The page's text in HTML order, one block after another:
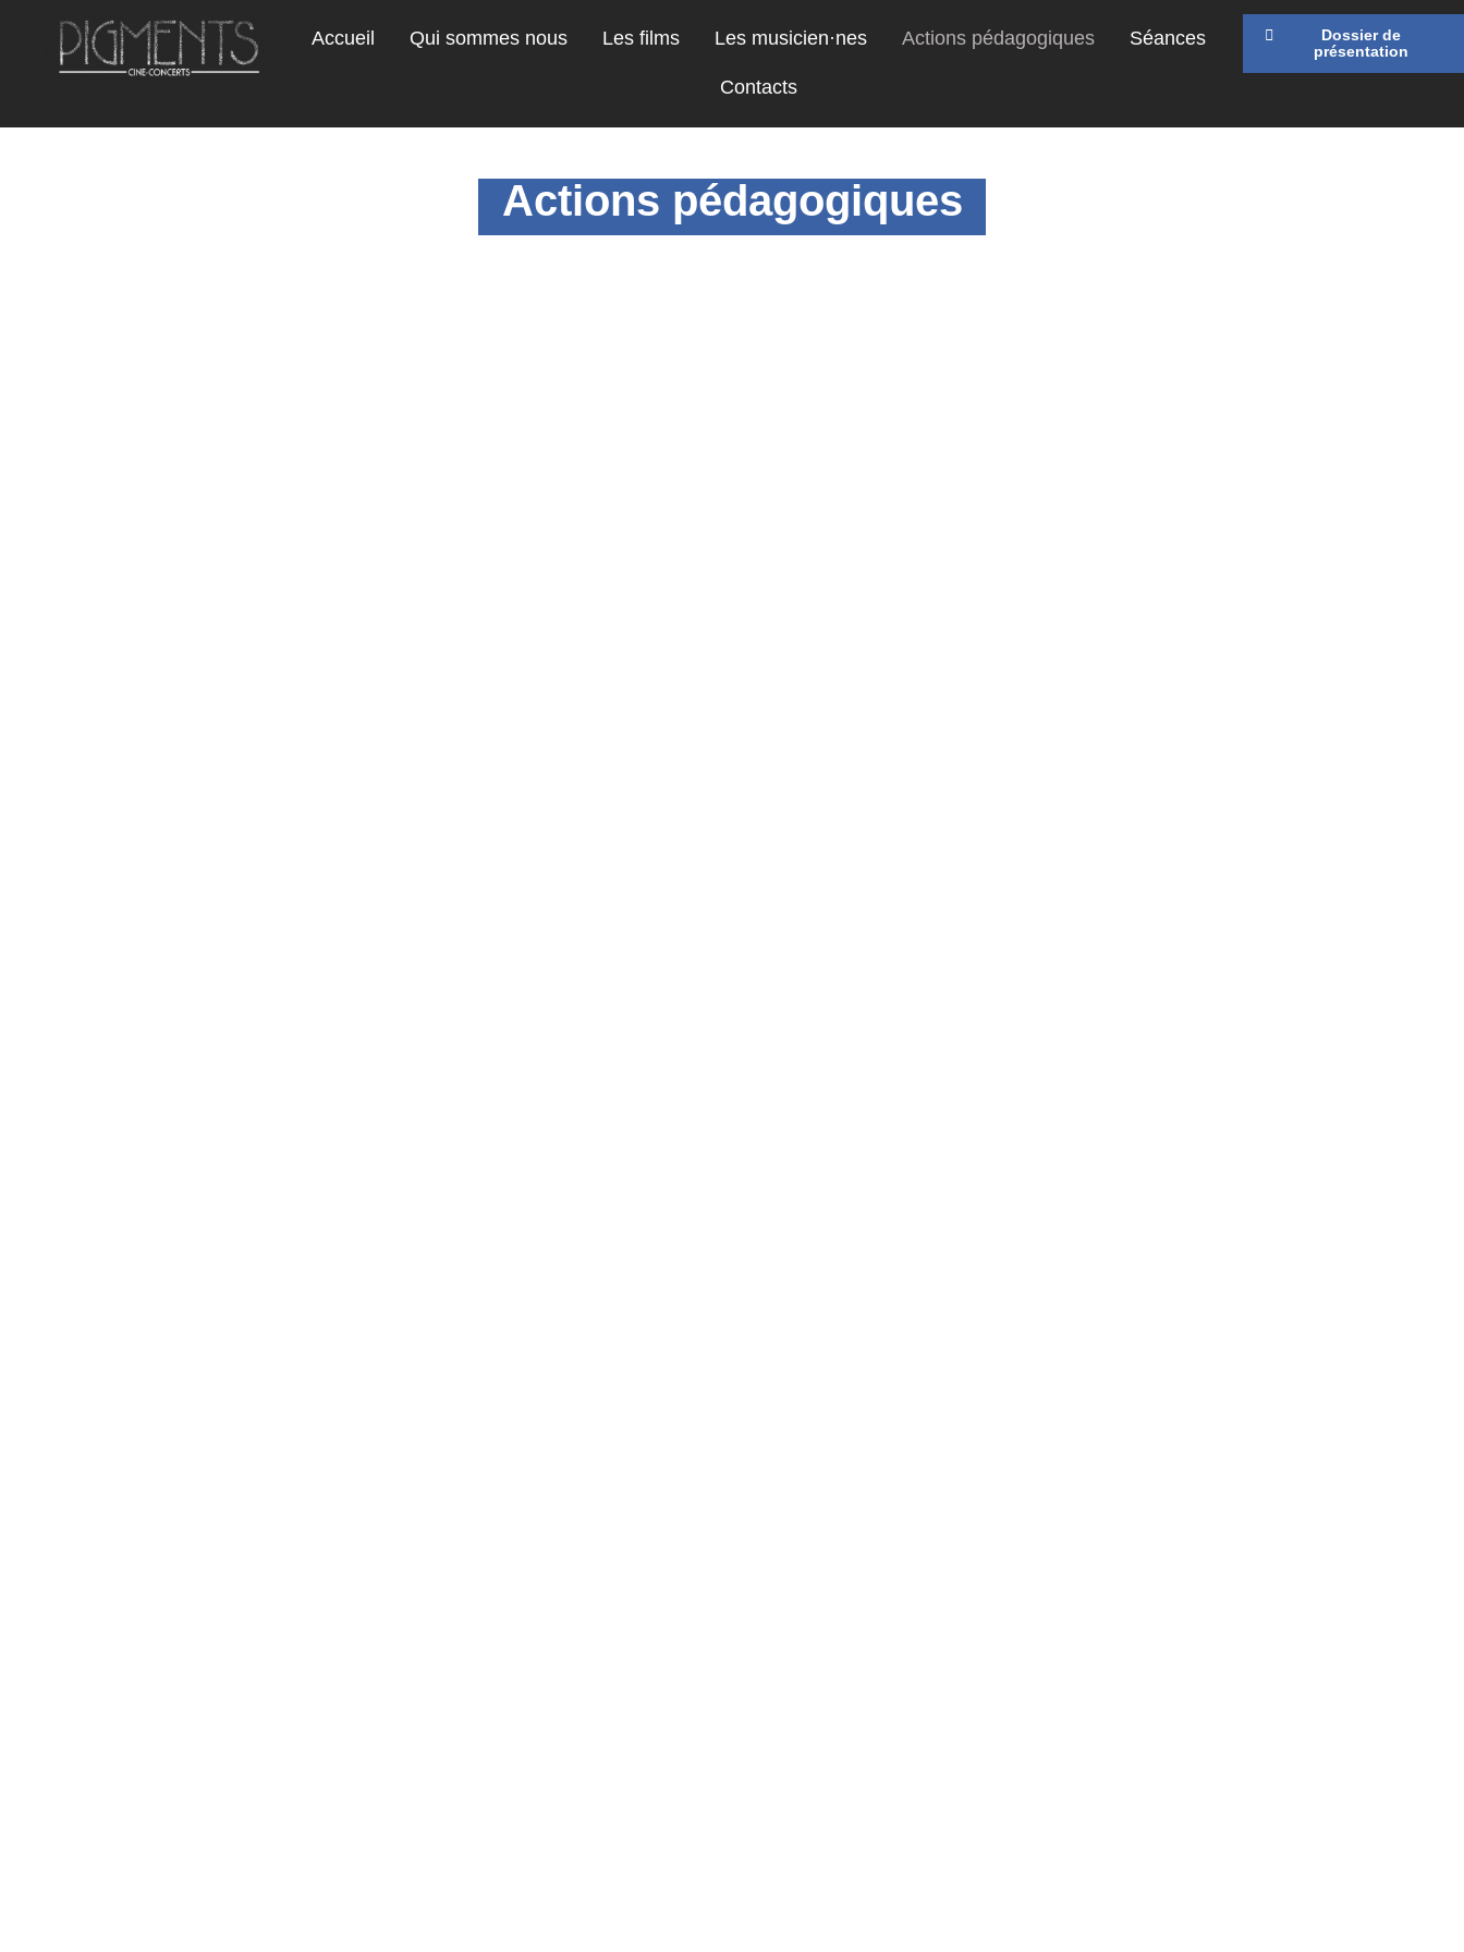
Accueil Qui sommes nous Les films Les musicien·nes Actions pédagogiques Séances
Contacts
Dossier de
présentation
Actions pédagogiques